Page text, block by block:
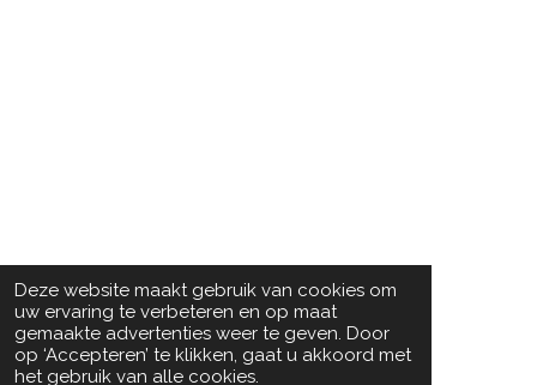
Deze website maakt gebruik van cookies om
uw ervaring te verbeteren en op maat
gemaakte advertenties weer te geven. Door
op ‘Accepteren’ te klikken, gaat u akkoord met
het gebruik van alle cookies.